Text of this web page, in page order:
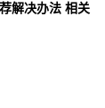
解决办法 相关